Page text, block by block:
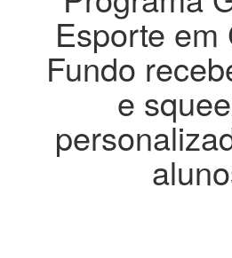
Esporte em
Fundo
e